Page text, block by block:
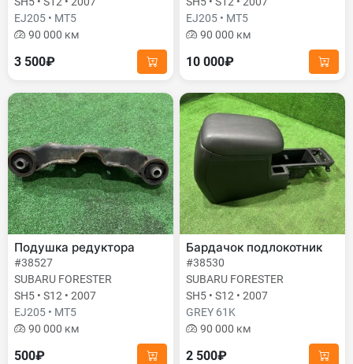
EJ205 • MT5
90 000 км
3 500₽
EJ205 • MT5
90 000 км
10 000₽
Подушка редуктора
#38527
SUBARU FORESTER
SH5 • S12 • 2007
EJ205 • MT5
90 000 км
500₽
Бардачок подлокотник
#38530
SUBARU FORESTER
SH5 • S12 • 2007
GREY 61K
90 000 км
2 500₽